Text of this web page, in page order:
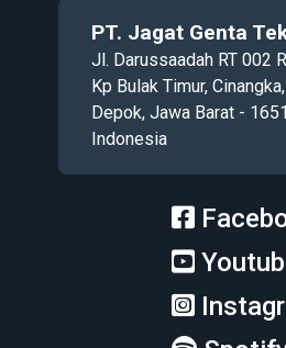
PT. Jagat Genta
Jl. Darussaadah RT 002
Kp Bulak Timur,
Depok, Jawa Barat -
Indonesia